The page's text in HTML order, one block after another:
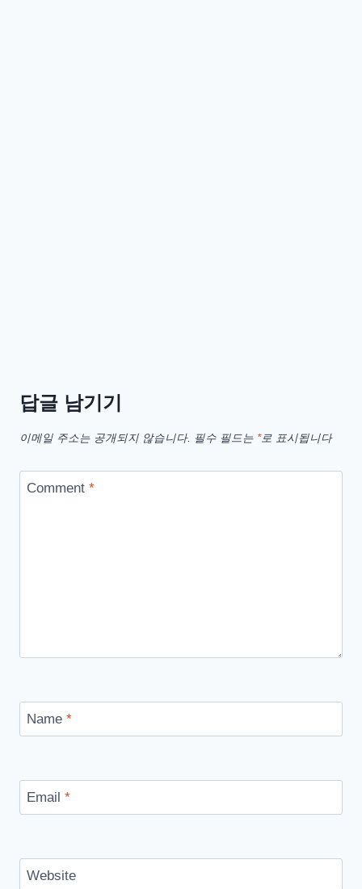
답글 남기기
이메일 주소는 공개되지 않습니다. 필수 필드는 *로 표시됩니다
Comment *
Name *
Email *
Website